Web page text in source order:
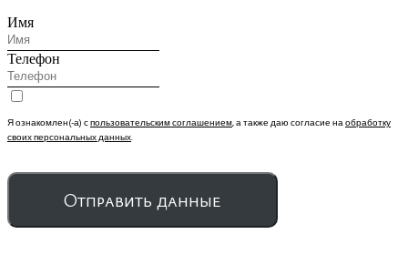
Имя
Телефон
Я ознакомлен(-а) спользовательским соглашением, а также даю согласие наобработку
своих персональных данных.
Отправить данные